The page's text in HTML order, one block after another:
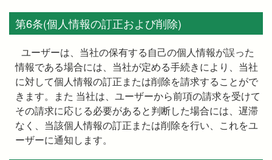
第6条(個人情報の訂正および削除)
ユーザーは、当社の保有する自己の個人情報が誤った
情報である場合には、当社が定める手続きにより、当社
に対して個人情報の訂正または削除を請求することがで
きます。また 当社は、ユーザーから前項の請求を受けて
その請求に応じる必要があると判断した場合には、遅滞
なく、当該個人情報の訂正または削除を行い、これをユ
ーザーに通知します。